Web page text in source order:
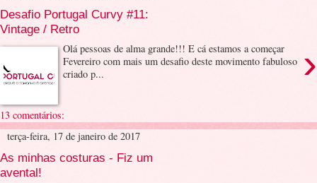
Desafio Portugal Curvy #11:
Vintage / Retro
›
Olá pessoas de alma grande!!! E cá estamos a começar
Fevereiro com mais um desafio deste movimento fabuloso
criado p...
13 comentários:
terça-feira, 17 de janeiro de 2017
As minhas costuras - Fiz um
avental!